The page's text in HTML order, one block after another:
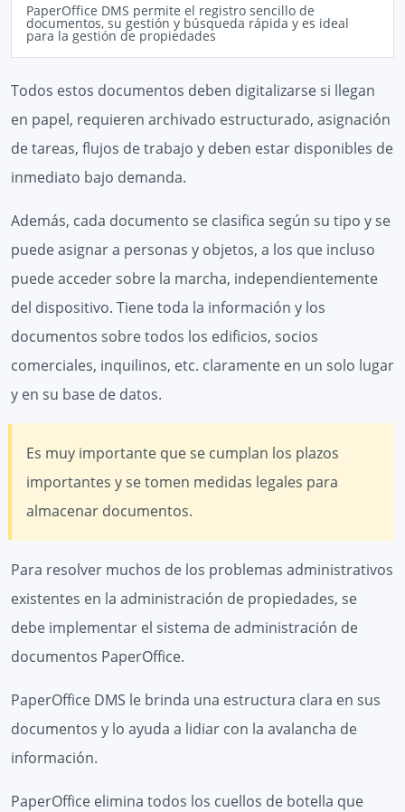
PaperOffice DMS permite el registro sencillo de
documentos, su gestión y búsqueda rápida y es ideal
para la gestión de propiedades
Todos estos documentos deben digitalizarse si llegan
en papel, requieren archivado estructurado, asignación
de tareas, flujos de trabajo y deben estar disponibles de
inmediato bajo demanda.
Además, cada documento se clasifica según su tipo y se
puede asignar a personas y objetos, a los que incluso
puede acceder sobre la marcha, independientemente
del dispositivo. Tiene toda la información y los
documentos sobre todos los edificios, socios
comerciales, inquilinos, etc. claramente en un solo lugar
y en su base de datos.
Es muy importante que se cumplan los plazos
importantes y se tomen medidas legales para
almacenar documentos.
Para resolver muchos de los problemas administrativos
existentes en la administración de propiedades, se
debe implementar el sistema de administración de
documentos PaperOffice.
PaperOffice DMS le brinda una estructura clara en sus
documentos y lo ayuda a lidiar con la avalancha de
información.
PaperOffice elimina todos los cuellos de botella que